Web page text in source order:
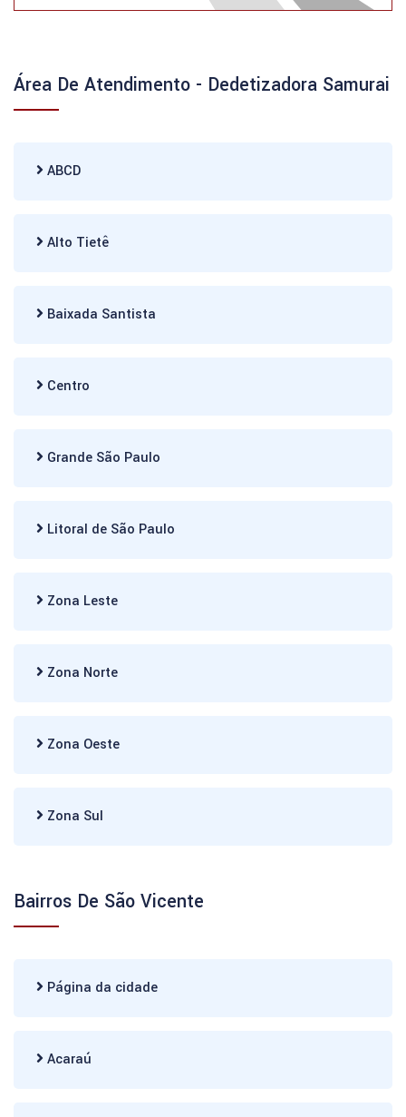
Área De Atendimento - Dedetizadora Samurai
ABCD
Alto Tietê
Baixada Santista
Centro
Grande São Paulo
Litoral de São Paulo
Zona Leste
Zona Norte
Zona Oeste
Zona Sul
Bairros De São Vicente
Página da cidade
Acaraú